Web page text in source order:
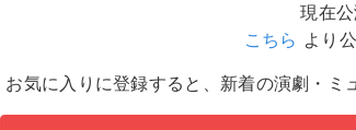
現在公
こちら より
お気に入りに登録すると、新着の演劇・ミ